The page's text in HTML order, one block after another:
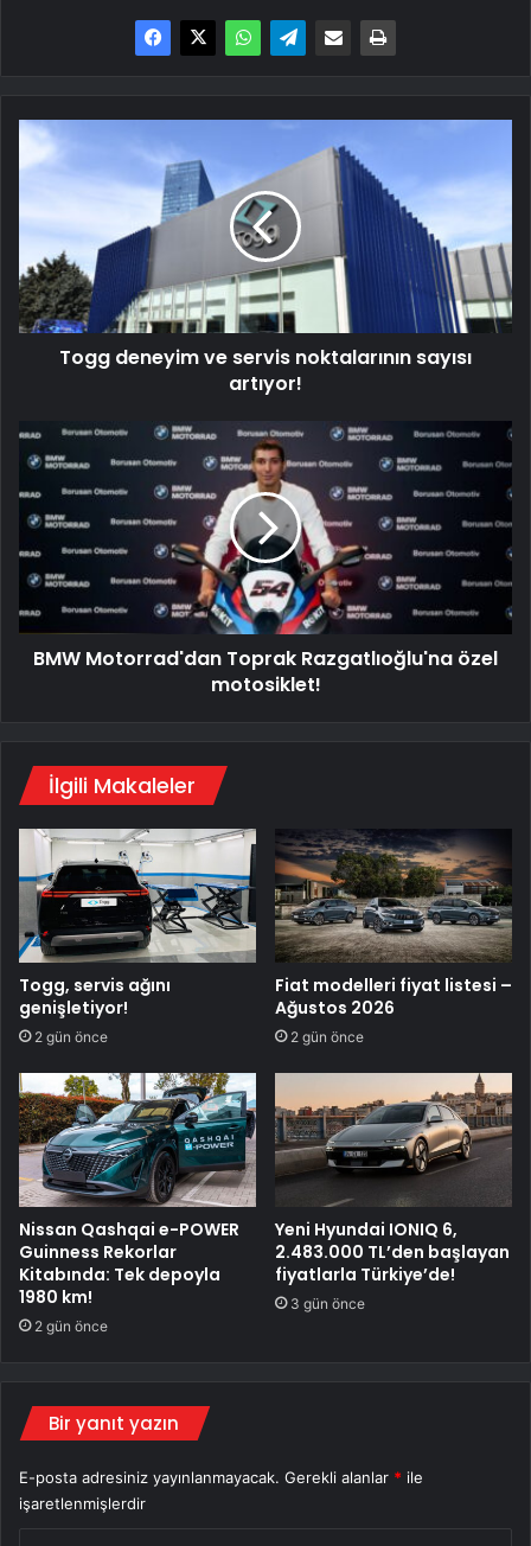
Togg
deneyim
servis
noktalarının
sayısı
artıyor!
Togg deneyim ve servis noktalarının sayısı
artıyor!
BMW
Motorrad'dan
özel
motosiklet!
BMW Motorrad'dan Toprak Razgatlıoğlu'na özel
motosiklet!
İlgili Makaleler
Togg, servis ağını
genişletiyor!
2 gün önce
Fiat modelleri fiyat listesi –
Ağustos 2026
2 gün önce
Nissan Qashqai e-POWER
Guinness Rekorlar
Kitabında: Tek depoyla
1980 km!
2 gün önce
Yeni Hyundai IONIQ 6,
2.483.000 TL’den başlayan
fiyatlarla Türkiye’de!
3 gün önce
Bir yanıt yazın
E-posta adresiniz yayınlanmayacak. Gerekli alanlar * ile
işaretlenmişlerdir